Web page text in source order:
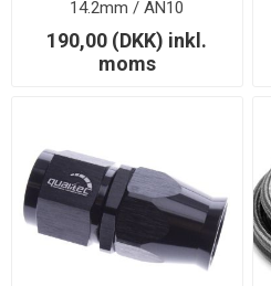
14.2mm / AN10
190,00 (DKK) inkl.
moms